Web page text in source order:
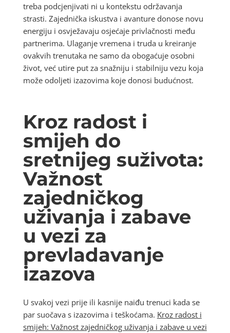
treba podcjenjivati ni u kontekstu održavanja
strasti. Zajednička iskustva i avanture donose novu
energiju i osvježavaju osjećaje privlačnosti među
partnerima. Ulaganje vremena i truda u kreiranje
ovakvih trenutaka ne samo da obogaćuje osobni
život, već utire put za snažniju i stabilniju vezu koja
može odoljeti izazovima koje donosi budućnost.
Kroz radost i
smijeh do
sretnijeg suživota:
Važnost
zajedničkog
uživanja i zabave
u vezi za
prevladavanje
izazova
U svakoj vezi prije ili kasnije naiđu trenuci kada se
par suočava s izazovima i teškoćama. Kroz radost i
smijeh: Važnost zajedničkog uživanja i zabave u vezi